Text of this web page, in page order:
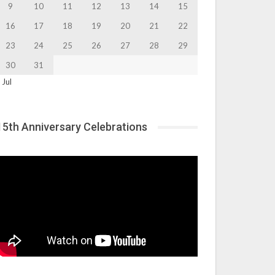
9 10 11 12 13 14
15
16
17 18 19 20 21
22
23
24 25 26 27 28
29
30
31
Jul
Anniversary Celebrations